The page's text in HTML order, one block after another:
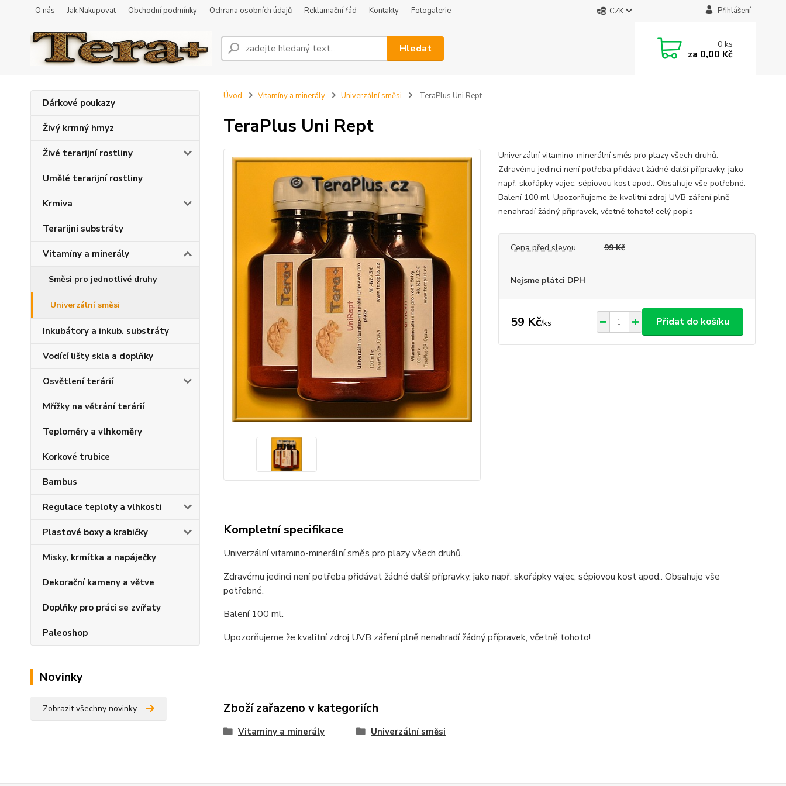
O nás Jak Nakupovat Obchodní podmínky Ochrana osobních údajů Reklamační řád Kontakty Fotogalerie CZK Přihlášení
Hledat 0ks
za 0,00 Kč
Dárkové poukazy
Živý krmný hmyz
Živé terarijní rostliny
Umělé terarijní rostliny
Krmiva
Terarijní substráty
Vitamíny a minerály
Směsi pro jednotlivé druhy
Univerzální směsi
Inkubátory a inkub. substráty
Vodící lišty skla a doplňky
Osvětlení terárií
Mřížky na větrání terárií
Teploměry a vlhkoměry
Korkové trubice
Bambus
Regulace teploty a vlhkosti
Plastové boxy a krabičky
Misky, krmítka a napáječky
Dekorační kameny a větve
Doplňky pro práci se zvířaty
Paleoshop
Novinky
Zobrazit všechny novinky
Úvod Vitamíny a minerály Univerzální směsi TeraPlus Uni Rept
TeraPlus Uni Rept
Univerzální vitamino-minerální směs pro plazy všech druhů.
Zdravému jedinci není potřeba přidávat žádné další přípravky, jako
např. skořápky vajec, sépiovou kost apod.. Obsahuje vše potřebné.
Balení 100 ml. Upozorňujeme že kvalitní zdroj UVB záření plně
nenahradí žádný přípravek, včetně tohoto! celý popis
Cena před slevou 99 Kč
Nejsme plátci DPH
59 Kč/ks Přidat do košíku
Kompletní specifikace
Univerzální vitamino-minerální směs pro plazy všech druhů.
Zdravému jedinci není potřeba přidávat žádné další přípravky, jako např. skořápky vajec, sépiovou kost apod.. Obsahuje vše
potřebné.
Balení 100 ml.
Upozorňujeme že kvalitní zdroj UVB záření plně nenahradí žádný přípravek, včetně tohoto!
Zboží zařazeno v kategoriích
Vitamíny a minerály Univerzální směsi